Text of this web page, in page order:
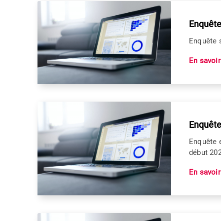
Enquête
En
Enquête
début
En